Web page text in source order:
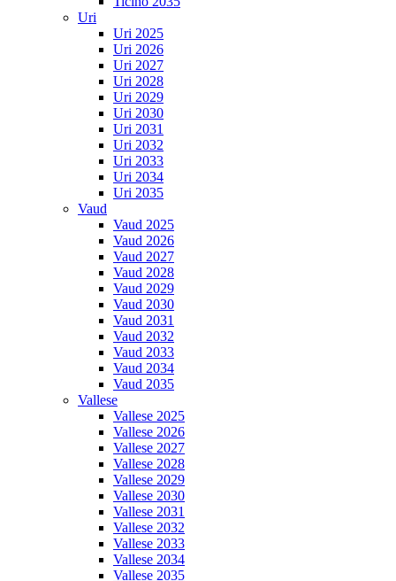
Uri
Uri 2025
Uri 2026
Uri 2027
Uri 2028
Uri 2029
Uri 2030
Uri 2031
Uri 2032
Uri 2033
Uri 2034
Uri 2035
Vaud
Vaud 2025
Vaud 2026
Vaud 2027
Vaud 2028
Vaud 2029
Vaud 2030
Vaud 2031
Vaud 2032
Vaud 2033
Vaud 2034
Vaud 2035
Vallese
Vallese 2025
Vallese 2026
Vallese 2027
Vallese 2028
Vallese 2029
Vallese 2030
Vallese 2031
Vallese 2032
Vallese 2033
Vallese 2034
Vallese 2035